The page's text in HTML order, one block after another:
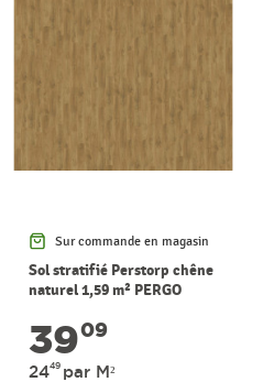
Sur commande en magasin
Sol stratifié Perstorp chêne
naturel 1,59 m² PERGO
3909
2449 par M²